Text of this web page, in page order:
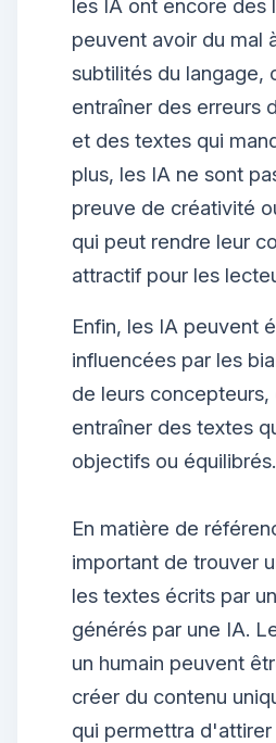
les IA ont encore des
peuvent avoir du mal
subtilités du langage,
entraîner des erreurs
et des textes qui
plus, les IA ne sont
preuve de créativité
qui peut rendre leur
attractif pour les
Enfin, les IA peuvent
influencées par les
de leurs
entraîner des textes
objectifs ou équilibrés.
En matière de
important de trouver
les textes écrits par
générés par une IA.
un humain peuvent
créer du contenu
qui permettra